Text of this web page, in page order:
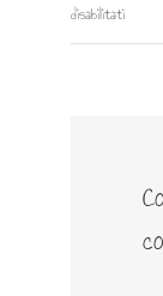
disabilitatisu